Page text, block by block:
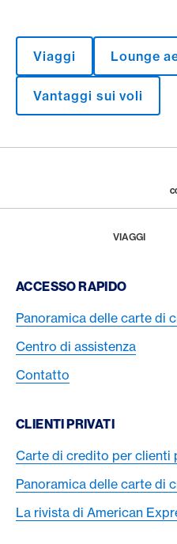
Viaggi Lounge
Vantaggi sui voli
Footer
VIAGGI
Footer Navigation
ACCESSO RAPIDO
Panoramica delle carte di
Centro di assistenza
Contatto
CLIENTI PRIVATI
Carte di credito per clienti
Panoramica delle carte di
La rivista di American